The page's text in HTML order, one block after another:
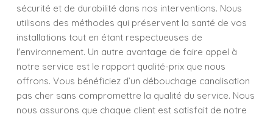
sécurité et de durabilité dans nos interventions. Nous
utilisons des méthodes qui préservent la santé de vos
installations tout en étant respectueuses de
l'environnement. Un autre avantage de faire appel à
notre service est le rapport qualité-prix que nous
offrons. Vous bénéficiez d’un débouchage canalisation
pas cher sans compromettre la qualité du service. Nous
nous assurons que chaque client est satisfait de notre